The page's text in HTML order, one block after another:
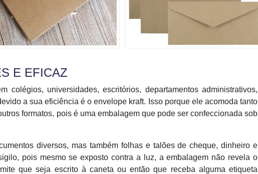
E EFICAZ
colégios, universidades, escritórios, departamentos administrativos,
a sua eficiência é o envelope kraft. Isso porque ele acomoda tanto
formatos, pois é uma embalagem que pode ser confeccionada sob
diversos, mas também folhas e talões de cheque, dinheiro e
pois mesmo se exposto contra a luz, a embalagem não revela o
que seja escrito à caneta ou então que receba alguma etiqueta